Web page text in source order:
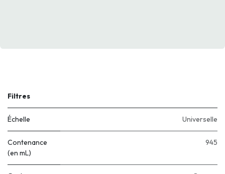
Filtres
Échelle Universelle
Contenance
(en mL)
945